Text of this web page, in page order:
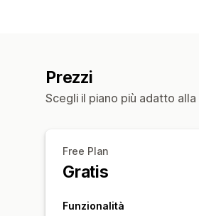
Prezzi
Scegli il piano più adatto
Free Plan
Gratis
Funzionalità